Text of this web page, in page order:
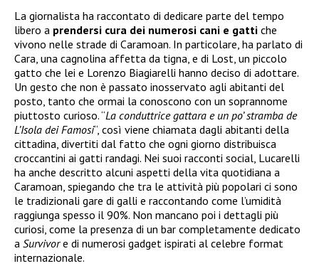
La giornalista ha raccontato di dedicare parte del tempo
libero a prendersi cura dei numerosi cani e gatti che
vivono nelle strade di Caramoan. In particolare, ha parlato di
Cara, una cagnolina affetta da tigna, e di Lost, un piccolo
gatto che lei e Lorenzo Biagiarelli hanno deciso di adottare.
Un gesto che non è passato inosservato agli abitanti del
posto, tanto che ormai la conoscono con un soprannome
piuttosto curioso. “La conduttrice gattara e un po’ stramba de
L’Isola dei Famosi“, così viene chiamata dagli abitanti della
cittadina, divertiti dal fatto che ogni giorno distribuisca
croccantini ai gatti randagi. Nei suoi racconti social, Lucarelli
ha anche descritto alcuni aspetti della vita quotidiana a
Caramoan, spiegando che tra le attività più popolari ci sono
le tradizionali gare di galli e raccontando come l’umidità
raggiunga spesso il 90%. Non mancano poi i dettagli più
curiosi, come la presenza di un bar completamente dedicato
a Survivore di numerosi gadget ispirati al celebre format
internazionale.